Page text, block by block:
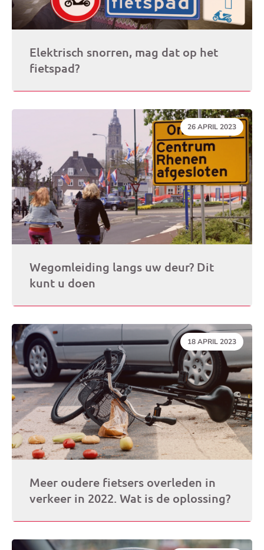
Elektrisch snorren, mag dat op het
fietspad?
DATUM:
26 APRIL 2023
Wegomleiding langs uw deur? Dit
kunt u doen
DATUM:
18 APRIL 2023
Meer oudere fietsers overleden in
verkeer in 2022. Wat is de oplossing?